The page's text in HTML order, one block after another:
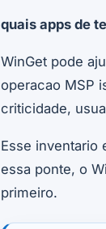
quais apps de
WinGet pode
operacao MSP
criticidade,
Esse inventario
essa ponte, o
primeiro.